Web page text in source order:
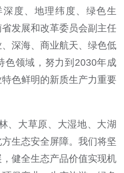
度、地理纬度、绿色生
发展和改革委员会副主任
深海、商业航天、绿色低
色领域，努力到2030年成
色鲜明的新质生产力重要
、大草原、大湿地、大湖
生态安全屏障。我们将坚
健全生态产品价值实现机